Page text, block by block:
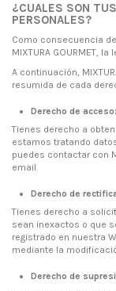
¿CUALES SON
PERSONALES?
Como consecuencia
MIXTURA GOURMET,
A continuación,
resumida de cada
Derecho de
Tienes derecho a
estamos tratando
puedes contactar con
email.
Derecho de
Tienes derecho a
sean inexactos o que
registrado en nuestra
mediante la
Derecho de